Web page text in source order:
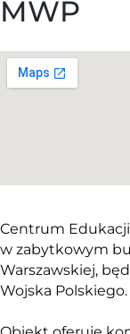
MWP
Centrum
w zabytkowym
Warszawskiej,
Wojska Polskiego.